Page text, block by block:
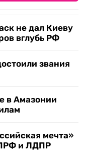
не дал Киеву
вглубь РФ
звания
в Амазонии
мечта»
и ЛДПР